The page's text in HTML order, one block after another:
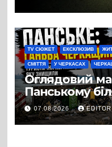
TV СЮЖЕТ ЕКСКЛЮЗИВ
СМІТТЯ У ЧЕРКАСАХ
Оглядовий
Панському
07.08.2026 EDITOR